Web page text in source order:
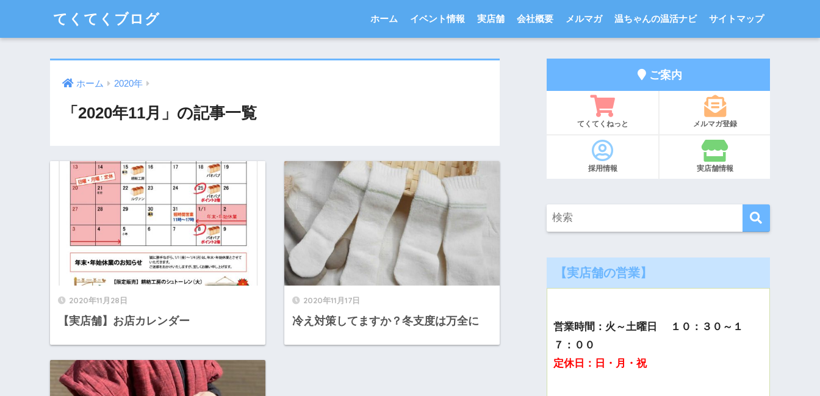
てくてくブログ ホーム イベント情報 実店舗 会社概要 メルマガ 温ちゃんの温活ナビ サイトマップ
ホーム 2020年
「2020年11月」の記事一覧
2020年11月28日
【実店舗】お店カレンダー
2020年11月17日
冷え対策してますか？冬支度は万全に
ご案内
てくてくねっと メルマガ登録
採用情報 実店舗情報
【実店舗の営業】
営業時間：火～土曜日 １０：３０～１
７：００
定休日：日・月・祝